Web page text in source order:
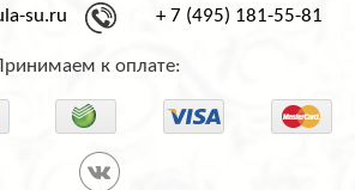
su.ru + 7 (495) 181-55-81
к оплате: